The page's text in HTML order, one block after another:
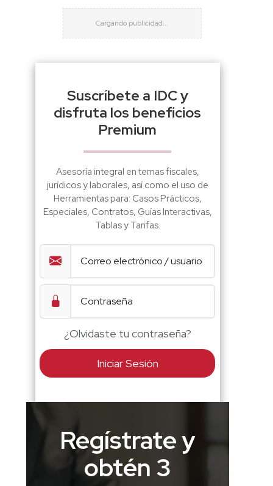
Suscríbete a IDC y
disfruta los beneficios
Premium
Asesoría integral en temas fiscales,
jurídicos y laborales, así como el uso de
Herramientas para: Casos Prácticos,
Especiales, Contratos, Guías Interactivas,
Tablas y Tarifas.
¿Olvidaste tu contraseña?
Iniciar Sesión
Regístrate y
obtén 3